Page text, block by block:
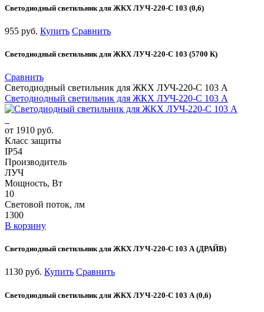
Светодиодный светильник для ЖКХ ЛУЧ-220-С 103 (0,6)
955 руб. Купить Сравнить
Светодиодный светильник для ЖКХ ЛУЧ-220-С 103 (5700 К)
Сравнить
Светодиодный светильник для ЖКХ ЛУЧ-220-С 103 А
Светодиодный светильник для ЖКХ ЛУЧ-220-С 103 А
от 1910 руб.
Класс защиты
IP54
Производитель
ЛУЧ
Мощность, Вт
10
Световой поток, лм
1300
В корзину
Светодиодный светильник для ЖКХ ЛУЧ-220-С 103 А (ДРАЙВ)
1130 руб. Купить Сравнить
Светодиодный светильник для ЖКХ ЛУЧ-220-С 103 А (0,6)